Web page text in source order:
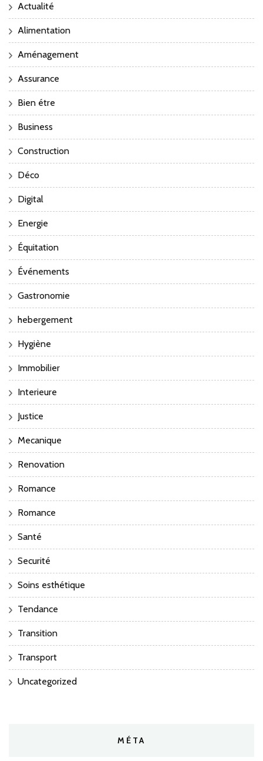
Actualité
Alimentation
Aménagement
Assurance
Bien étre
Business
Construction
Déco
Digital
Energie
Équitation
Événements
Gastronomie
hebergement
Hygiène
Immobilier
Interieure
Justice
Mecanique
Renovation
Romance
Romance
Santé
Securité
Soins esthétique
Tendance
Transition
Transport
Uncategorized
MÉTA